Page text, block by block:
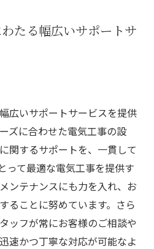
たる幅広いサポートサ
広いサポートサービスを提供
ズに合わせた電気工事の設
関するサポートを、一貫して
って最適な電気工事を提供す
ンテナンスにも力を入れ、お
ることに努めています。さら
ッフが常にお客様のご相談や
速かつ丁寧な対応が可能なよ